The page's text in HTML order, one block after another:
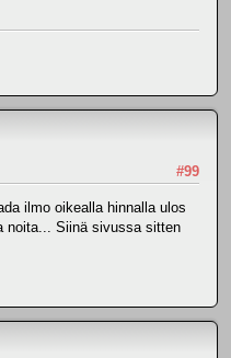
#99
ilmo oikealla hinnalla ulos
noita... Siinä sivussa sitten